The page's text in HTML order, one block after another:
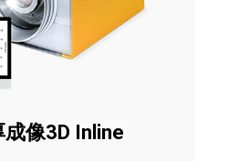
像3D Inline